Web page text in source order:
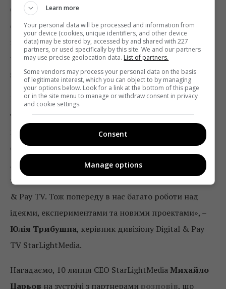
Сергія Никитюка з топовими випускниками різних
сезонів модельного реаліті «Предметка». Його
подивилося вже понад мільйон глядачів! Зараз у
нас в розробці ще ряд діджітальних проектів, один
з яких – дейтинг-шоу».
Виробництво діджитал-котента відбуватиметься не
тыльки в рамках телеканалу, а й всієї групи: «Наша
група переконана в необхідності створення
спеціального ексклюзивного контенту для
діджитал-середовища. Активний розвиток цього
напряму – одне із завдань нашого дивізіону Digital
& Pay TV. Тож попереду в нас багато роботи над
ідеями, експериментами та новими проектами», –
Юлія Трибушна, керівник дивізіону Digital & Pay
TV StarLightMedia.
Нагадаємо, 10 липня СЕО StarLightMediaМихайло
Царьов на зустрічі з партнерамирозповів, що
Learn more
Your personal data will be processed and information from
your device (cookies, unique identifiers, and other device
data) may be stored by, accessed by and shared with 227
partners, or used specifically by this site. We and our partners
may use precise geolocation data. List of partners.
Some vendors may process your personal data on the basis
of legitimate interest, which you can object to by managing
your options below. Look for a link at the bottom of this page
or in the site menu to manage or withdraw consent in privacy
and cookie settings.
Consent
Manage options